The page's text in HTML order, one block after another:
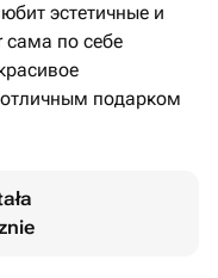
эстетичные и
сама по себе
подарком